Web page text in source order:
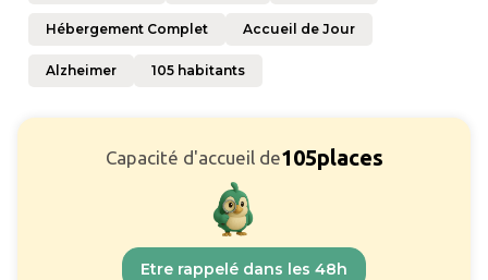
Hébergement Complet Accueil de Jour
Alzheimer 105 habitants
Capacité d'accueil de105places
Etre rappelé dans les 48h